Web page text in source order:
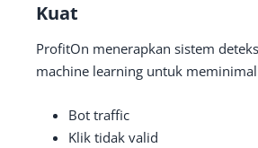
Kuat
ProfitOn menerapkan sistem
machine learning untuk
Bot traffic
Klik tidak valid